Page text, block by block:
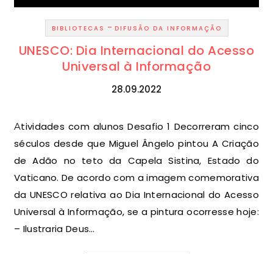
BIBLIOTECAS - DIFUSÃO DA INFORMAÇÃO
UNESCO: Dia Internacional do Acesso
Universal à Informação
28.09.2022
Atividades com alunos Desafio 1 Decorreram cinco
séculos desde que Miguel Ângelo pintou A Criação
de Adão no teto da Capela Sistina, Estado do
Vaticano. De acordo com a imagem comemorativa
da UNESCO relativa ao Dia Internacional do Acesso
Universal à Informação, se a pintura ocorresse hoje:
– Ilustraria Deus…